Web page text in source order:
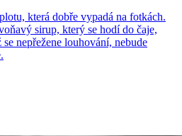
která dobře vypadá na fotkách.
sirup, který se hodí do čaje,
nepřežene louhování, nebude